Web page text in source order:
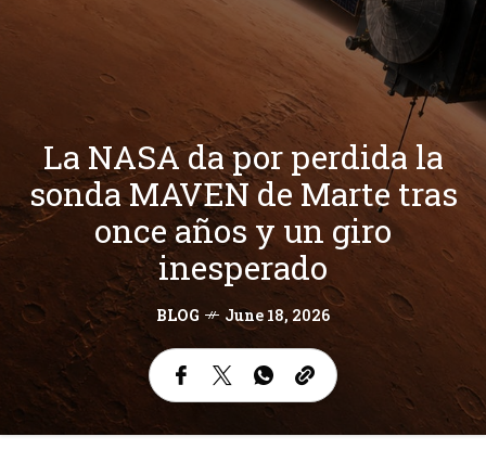
La NASA da por perdida la
sonda MAVEN de Marte tras
once años y un giro
inesperado
BLOG June 18, 2026